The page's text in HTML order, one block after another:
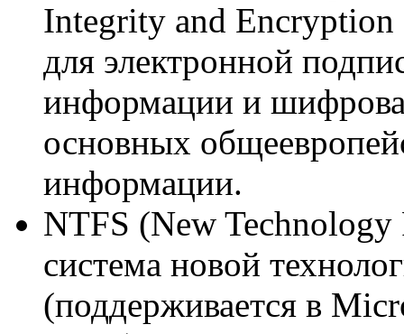
Integrity and
для электронной
информации и
основных
информации.
NTFS (New
система новой
(поддерживается в